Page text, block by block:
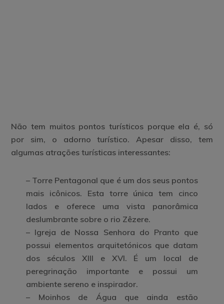
Não tem muitos pontos turísticos porque ela é, só
por sim, o adorno turístico. Apesar disso, tem
algumas atrações turísticas interessantes:
– Torre Pentagonal que é um dos seus pontos
mais icônicos. Esta torre única tem cinco
lados e oferece uma vista panorâmica
deslumbrante sobre o rio Zêzere.
– Igreja de Nossa Senhora do Pranto que
possui elementos arquitetónicos que datam
dos séculos XIII e XVI. É um local de
peregrinação importante e possui um
ambiente sereno e inspirador.
– Moinhos de Água que ainda estão